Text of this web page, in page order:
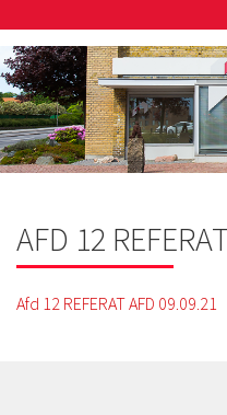
AFD 12
Afd 12 REFERAT AFD 09.09.21